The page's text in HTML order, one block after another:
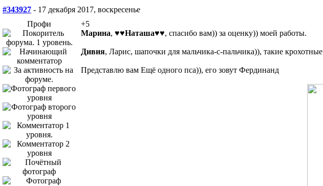
#343927 - 17 декабря 2017, воскресенье
Профи
+5
Марина, ♥♥Наташа♥♥, спасибо вам)) за оценку)) моей работы.
Дивия, Ларис, шапочки для мальчика-с-пальчика)), такие крохотные
Представлю вам Ещё одного пса)), его зовут Фердинанд